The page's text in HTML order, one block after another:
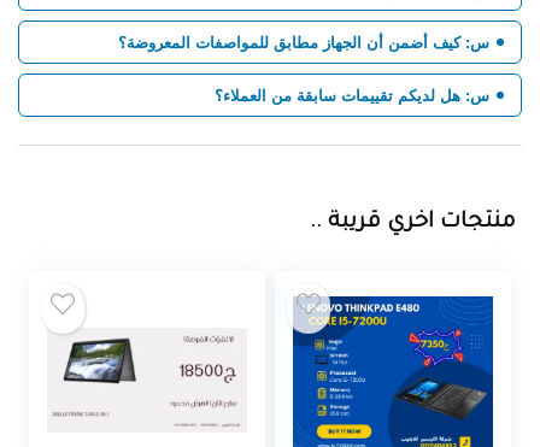
س: كيف أضمن أن الجهاز مطابق للمواصفات المعروضة؟
س: هل لديكم تقييمات سابقة من العملاء؟
منتجات اخري قريبة ..